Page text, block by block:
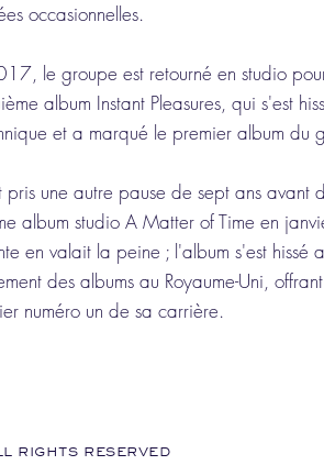
occasionnelles.
le groupe est retourné en studio
album Instant Pleasures, qui s'est
et a marqué le premier album du
pris une autre pause de sept ans avant
album studio A Matter of Time en
en valait la peine ; l'album s'est hissé
des albums au Royaume-Uni,
numéro un de sa carrière.
RIGHTS RESERVED